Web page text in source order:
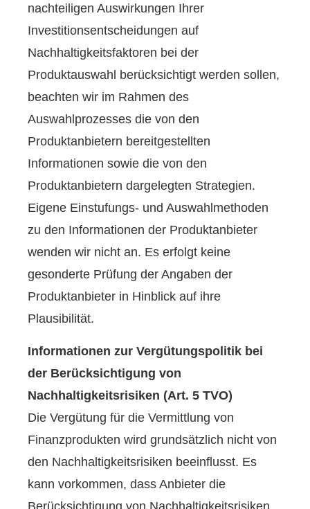
nachteiligen Auswirkungen Ihrer
Investitionsentscheidungen auf
Nachhaltigkeitsfaktoren bei der
Produktauswahl berücksichtigt werden sollen,
beachten wir im Rahmen des
Auswahlprozesses die von den
Produktanbietern bereitgestellten
Informationen sowie die von den
Produktanbietern dargelegten Strategien.
Eigene Einstufungs- und Auswahlmethoden
zu den Informationen der Produktanbieter
wenden wir nicht an. Es erfolgt keine
gesonderte Prüfung der Angaben der
Produktanbieter in Hinblick auf ihre
Plausibilität.
Informationen zur Vergütungspolitik bei
der Berücksichtigung von
Nachhaltigkeitsrisiken (Art. 5 TVO)
Die Vergütung für die Vermittlung von
Finanzprodukten wird grundsätzlich nicht von
den Nachhaltigkeitsrisiken beeinflusst. Es
kann vorkommen, dass Anbieter die
Berücksichtigung von Nachhaltigkeitsrisiken